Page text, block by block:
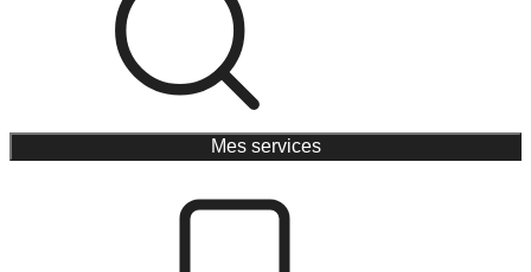
Mes services